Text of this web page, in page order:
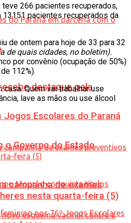
destaque pela
Jogos Escolares do Paraná
o Governo do Estado
266 pacientes recuperados,
13151 pacientes recuperados da
de ontem para hoje de 33 para 32
de quais cidades, no boletim).
por convênio (ocupação de 50%)
112%).
casa. Quem vai trabalhar use
lave as mãos ou use álcool
campanha de exames
nesta quarta-feira (5)